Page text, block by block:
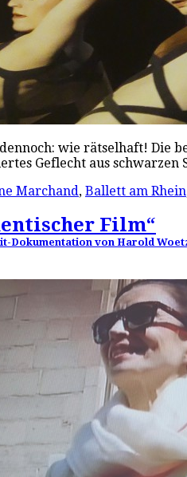
wie rätselhaft! Die
Geflecht aus
Marchand, Ballett am Rhein
Film“
Dokumentation von Harold